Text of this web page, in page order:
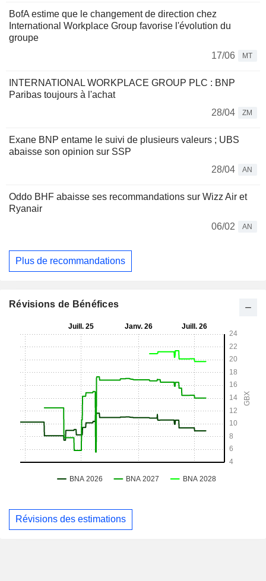
BofA estime que le changement de direction chez
International Workplace Group favorise l'évolution du
groupe
17/06
MT
INTERNATIONAL WORKPLACE GROUP PLC : BNP
Paribas toujours à l'achat
28/04
ZM
Exane BNP entame le suivi de plusieurs valeurs ; UBS
abaisse son opinion sur SSP
28/04
AN
Oddo BHF abaisse ses recommandations sur Wizz Air et
Ryanair
06/02
AN
Plus de recommandations
Révisions de Bénéfices
Révisions des estimations